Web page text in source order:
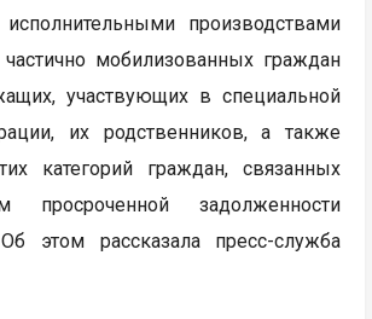
производствами
мобилизованных граждан
участвующих в специальной
их родственников, а также
категорий граждан, связанных
просроченной задолженности
этом рассказала пресс-служба